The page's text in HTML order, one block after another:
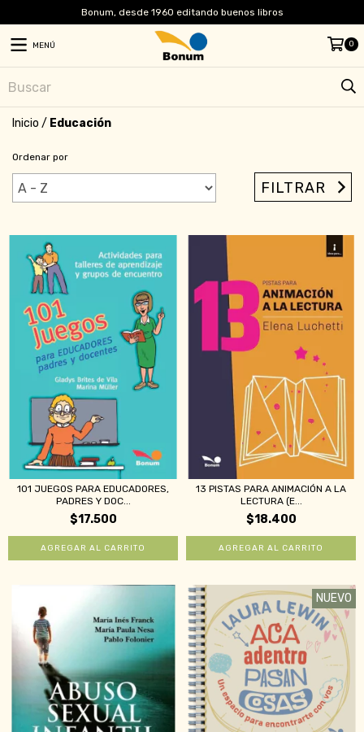
Bonum, desde 1960 editando buenos libros
MENÚ 0
Inicio / Educación
Ordenar por
FILTRAR
101 JUEGOS PARA EDUCADORES,
PADRES Y DOC...
$17.500
13 PISTAS PARA ANIMACIÓN A LA
LECTURA (E...
$18.400
NUEVO